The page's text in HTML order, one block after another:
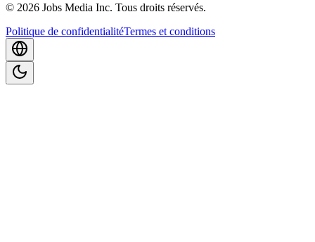
© 2026 Jobs Media Inc. Tous droits réservés.
Politique de confidentialitéTermes et conditions